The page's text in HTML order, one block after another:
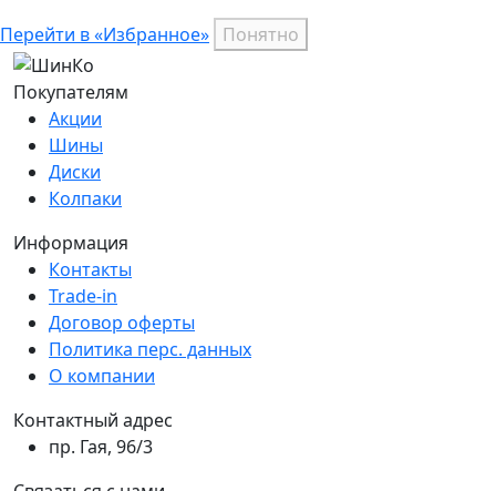
Перейти в «Избранное» Понятно
Покупателям
Акции
Шины
Диски
Колпаки
Информация
Контакты
Trade-in
Договор оферты
Политика перс. данных
О компании
Контактный адрес
пр. Гая, 96/3